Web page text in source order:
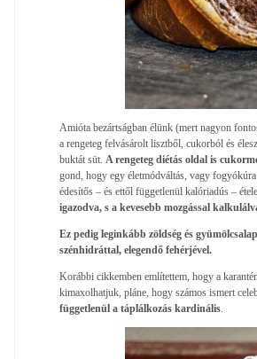
Amióta bezártságban élünk (mert nagyon
a rengeteg felvásárolt lisztből, cukorból és
buktát süt. A rengeteg diétás oldal is
gond, hogy egy életmódváltás, vagy
édesítős – és ettől függetlenül kalóriadús –
igazodva, s a kevesebb mozgással
Ez pedig leginkább zöldség és
szénhidráttal, elegendő fehérjével.
Korábbi cikkemben említettem, hogy a
kimaxolhatjuk, pláne, hogy számos ismert
függetlenül a táplálkozás kardinális